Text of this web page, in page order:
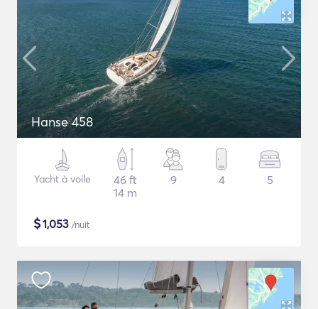
Hanse 458
Yacht à voile
46 ft
14 m
9 4 5
$1,053 /nuit